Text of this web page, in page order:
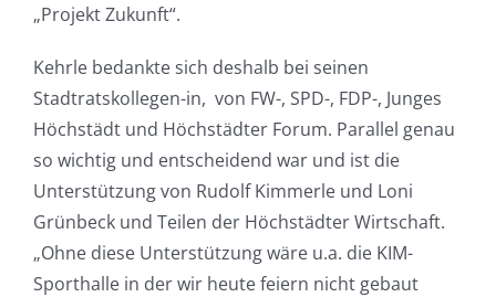
„Projekt Zukunft“.
Kehrle bedankte sich deshalb bei seinen
Stadtratskollegen-in, von FW-, SPD-, FDP-, Junges
Höchstädt und Höchstädter Forum. Parallel genau
so wichtig und entscheidend war und ist die
Unterstützung von Rudolf Kimmerle und Loni
Grünbeck und Teilen der Höchstädter Wirtschaft.
„Ohne diese Unterstützung wäre u.a. die KIM-
Sporthalle in der wir heute feiern nicht gebaut